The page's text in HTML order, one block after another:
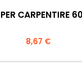
CARPENTIRE
Prezzo
8,67 €